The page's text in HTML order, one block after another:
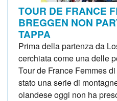
TOUR DE FRANCE
BREGGEN NON
TAPPA
Prima della partenza da
cerchiata come una delle
Tour de France Femmes
stato una serie di
olandese oggi non ha